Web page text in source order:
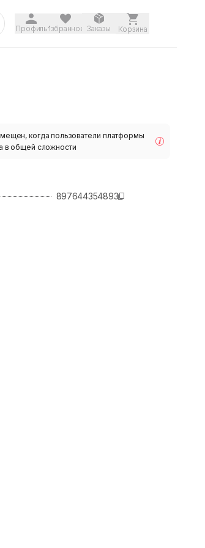
ПрофильИзбранное Заказы Корзина
когда пользователи платформы
в общей сложности
897644354893